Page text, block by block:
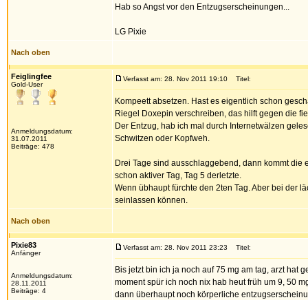
Hab so Angst vor den Entzugserscheinungen...
LG Pixie
Nach oben
Feiglingfee
Gold-User
Anmeldungsdatum:
31.07.2011
Beiträge: 478
Verfasst am: 28. Nov 2011 19:10 Titel:
Kompeett absetzen. Hast es eigentlich schon
Riegel Doxepin verschreiben, das hilft gegen die
Der Entzug, hab ich mal durch Internetwälzen
Schwitzen oder Kopfweh.
Drei Tage sind ausschlaggebend, dann kommt
schon aktiver Tag, Tag 5 derletzte.
Wenn übhaupt fürchte den 2ten Tag. Aber bei der
seinlassen können.
Nach oben
Pixie83
Anfänger
Anmeldungsdatum:
28.11.2011
Beiträge: 4
Verfasst am: 28. Nov 2011 23:23 Titel:
Bis jetzt bin ich ja noch auf 75 mg am tag, arzt hat
moment spür ich noch nix hab heut früh um 9, 50
dann überhaupt noch körperliche